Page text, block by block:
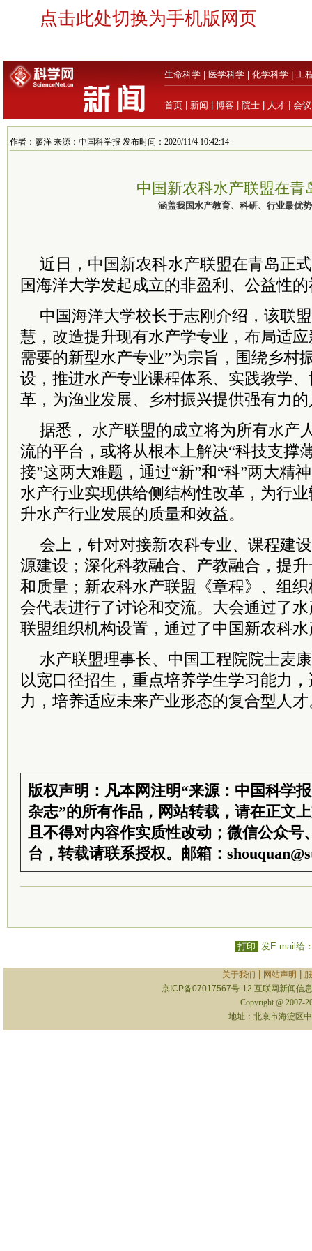
点击此处切换为手机版网页
生命科学 医学科学 化学科学 工
首页 新闻 博客 院士 人才 会议
作者：廖洋 来源：中国科学报 发布时间：2020/11/4 10:42:14
中国新农科水产联盟在青
涵盖我国水产教育、科研、行业最优
近日，中国新农科水产联盟在青岛正
国海洋大学发起成立的非盈利、公益性
中国海洋大学校长于志刚介绍，该联
慧，改造提升现有水产学专业，布局适
需要的新型水产专业”为宗旨，围绕乡村
设，推进水产专业课程体系、实践教学
革，为渔业发展、乡村振兴提供强有力
据悉， 水产联盟的成立将为所有水产
流的平台，或将从根本上解决“科技支撑
接”这两大难题，通过“新”和“科”两大精
水产行业实现供给侧结构性改革，为行
升水产行业发展的质量和效益。
会上，针对对接新农科专业、课程建
源建设；深化科教融合、产教融合，提
和质量；新农科水产联盟《章程》、组
会代表进行了讨论和交流。大会通过了
联盟组织机构设置，通过了中国新农科
水产联盟理事长、中国工程院院士麦
以宽口径招生，重点培养学生学习能力
力，培养适应未来产业形态的复合型人才
版权声明：凡本网注明“来源：中国科学
杂志”的所有作品，网站转载，请在正文
且不得对内容作实质性改动；微信公众号
台，转载请联系授权。邮箱：
打印 发E-mail给
关于我们 网站声明
京ICP备07017567号-12 互联网新闻信
Copyright @ 2007-
地址：北京市海淀区